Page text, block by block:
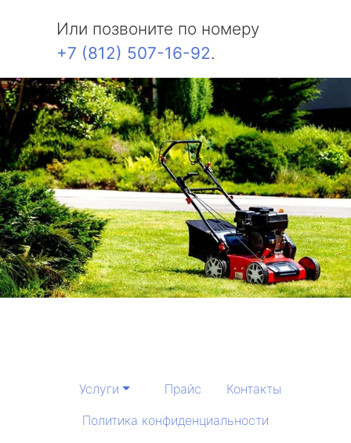
Или позвоните по номеру
+7 (812) 507-16-92.
Услуги Прайс
Контакты
Политика конфиденциальности